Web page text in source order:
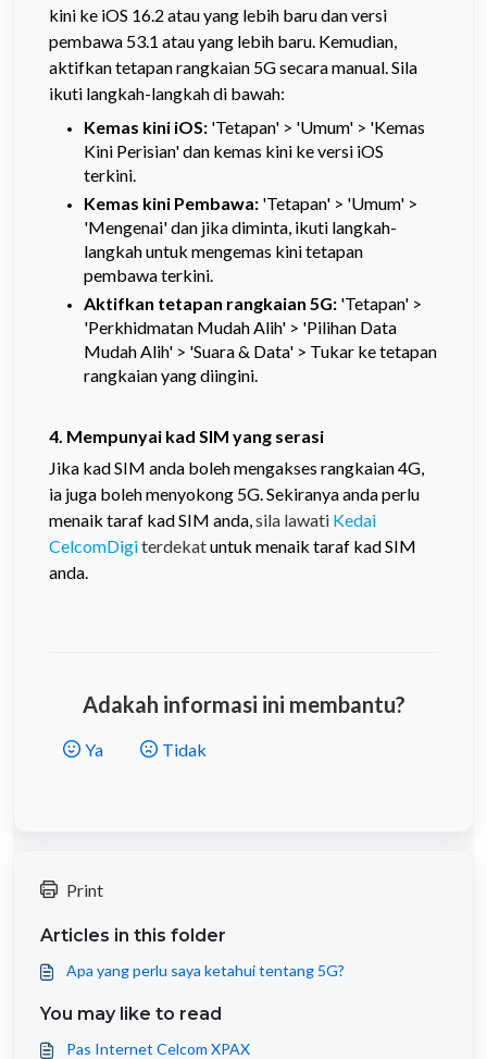
kini ke iOS 16.2 atau yang lebih baru dan versi
pembawa 53.1 atau yang lebih baru. Kemudian,
aktifkan tetapan rangkaian 5Gsecara manual. Sila
ikuti langkah-langkah di bawah:
Kemas kini iOS: 'Tetapan' > 'Umum' > 'Kemas
Kini Perisian' dan kemas kini ke versi iOS
terkini.
Kemas kini Pembawa: 'Tetapan' > 'Umum' >
'Mengenai' dan jika diminta, ikuti langkah-
langkah untuk mengemas kini tetapan
pembawa terkini.
Aktifkan tetapan rangkaian 5G: 'Tetapan' >
'Perkhidmatan Mudah Alih' > 'Pilihan Data
Mudah Alih' > 'Suara & Data' > Tukar ke tetapan
rangkaian yang diingini.
4. Mempunyai kad SIM yang serasi
Jika kad SIM anda boleh mengakses rangkaian 4G,
ia juga boleh menyokong 5G. Sekiranya anda perlu
menaik taraf kad SIM anda,sila lawati Kedai
CelcomDigiterdekatuntuk menaik taraf kad SIM
anda.
Adakah informasi ini membantu?
Tidak
Ya
Print
Articles in this folder
Apa yang perlu saya ketahui tentang 5G?
You may like to read
Pas Internet Celcom XPAX